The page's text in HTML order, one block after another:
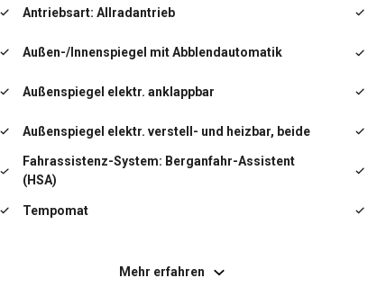
Antriebsart: Allradantrieb
Außen-/Innenspiegel mit Abblendautomatik
Außenspiegel elektr. anklappbar
Außenspiegel elektr. verstell- und heizbar, beide
Fahrassistenz-System: Berganfahr-Assistent
(HSA)
Tempomat
Mehr erfahren